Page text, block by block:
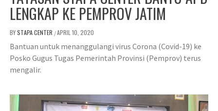
LENGKAP KE PEMPROV JATIM
BYSTAPA CENTER /APRIL 10, 2020
Bantuan untuk menanggulangi virus Corona (Covid-19) ke
Posko Gugus Tugas Pemerintah Provinsi (Pemprov) terus
mengalir.